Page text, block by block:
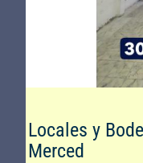
Locales y
Merced